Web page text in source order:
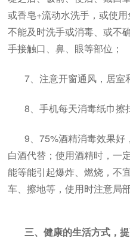
或香皂+流动水洗手，或使
不能及时洗手或消毒、或不
手接触口、鼻、眼等部位；
7、注意开窗通风，居室
8、手机每天消毒纸巾擦
9、75%酒精消毒效果
白酒代替；使用酒精时，一
能等能引起爆炸、燃烧，不
车、擦地等，使用时注意局
三、健康的生活方式，